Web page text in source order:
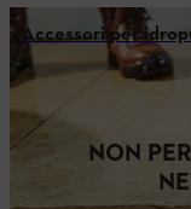
Accessori per
NON